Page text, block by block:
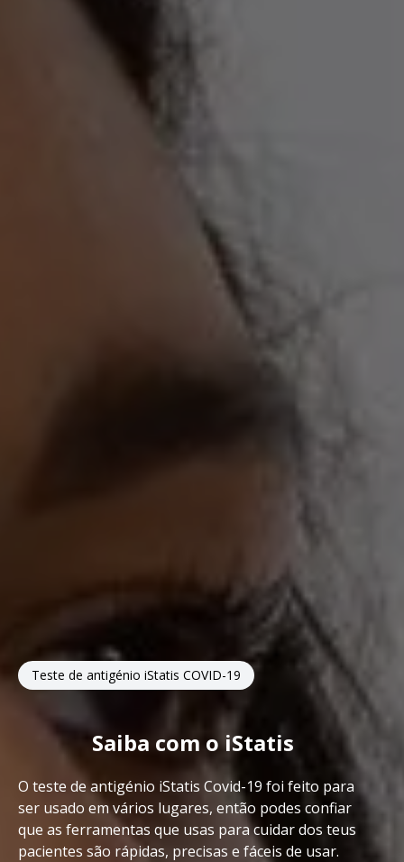
Teste de antigénio iStatis COVID-19
Saiba com o iStatis
O teste de antigénio iStatis Covid-19 foi feito para
ser usado em vários lugares, então podes confiar
que as ferramentas que usas para cuidar dos teus
pacientes são rápidas, precisas e fáceis de usar.